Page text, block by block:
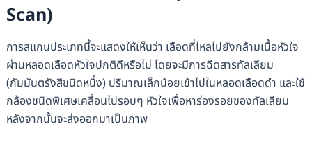
Scan)
การสแกนประเภทนี้จะแสดงให้เห็นว่า เลือดที่ไหลไปยังกล้ามเนื้อหัวใจ
ผ่านหลอดเลือดหัวใจปกติดีหรือไม่ โดยจะมีการฉีดสารทัลเลียม
(กัมมันตรังสีชนิดหนึ่ง) ปริมาณเล็กน้อยเข้าไปในหลอดเลือดดำ และใช้
กล้องชนิดพิเศษเคลื่อนไปรอบๆ หัวใจเพื่อหาร่องรอยของทัลเลียม
หลังจากนั้นจะส่งออกมาเป็นภาพ